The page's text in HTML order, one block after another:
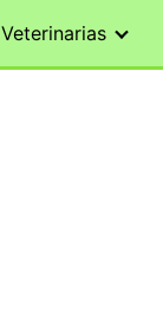
Veterinarias